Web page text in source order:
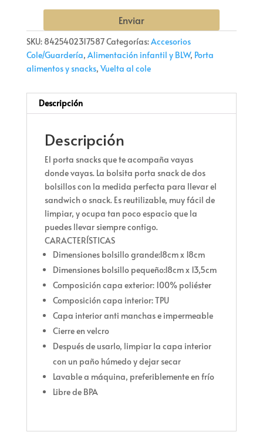
Enviar
SKU: 8425402317587Categorías:Accesorios
Cole/Guardería, Alimentación infantil y BLW, Porta
alimentos y snacks, Vuelta al cole
Descripción
Descripción
El porta snacks que te acompaña vayas
donde vayas. La bolsita porta snack de dos
bolsillos con la medida perfecta para llevar el
sandwich o snack. Es reutilizable, muy fácil de
limpiar, y ocupa tan poco espacio que la
puedes llevar siempre contigo.
CARACTERÍSTICAS
Dimensiones bolsillo grande:18cm x 18cm
Dimensiones bolsillo pequeño:18cm x 13,5cm
Composición capa exterior: 100% poliéster
Composición capa interior: TPU
Capa interior anti manchas e impermeable
Cierre en velcro
Después de usarlo, limpiar la capa interior
con un paño húmedo y dejar secar
Lavable a máquina, preferiblemente en frío
Libre de BPA